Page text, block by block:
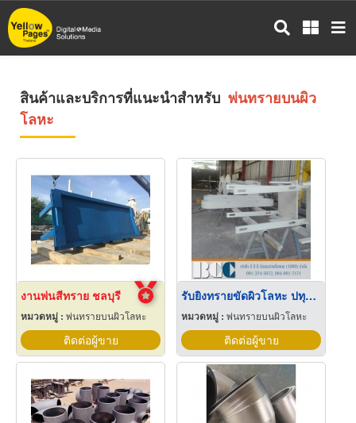
ข้าม
ไป
สินค้าและบริการที่แนะนำสำหรับ พ่นทรายบนผิว
โลหะ
งานพ่นสีทราย ชลบุรี
หมวดหมู่ : พ่นทรายบนผิวโลหะ
ติดต่อผู้ขาย
รับยิงทรายขัดผิวโลหะ ปทุมธานี
หมวดหมู่ :พ่นทรายบนผิวโลหะ
ติดต่อผู้ขาย